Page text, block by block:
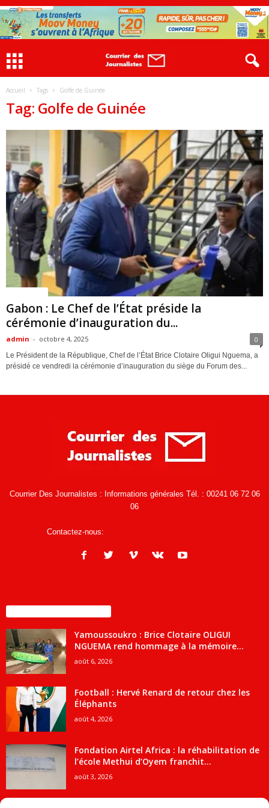
Accueil Tags Golfe de Guinée
Tag: Golfe de Guinée
Gabon : Le Chef de l’État préside la
cérémonie d’inauguration du...
admin - octobre 4, 2025 0
Le Président de la République, Chef de l’État Brice Clotaire Oligui Nguema, a
présidé ce vendredi la cérémonie d’inauguration du siège du Forum des...
Courrier Des Journalistes : Informations générales Tél. : 00241 06 72 06
06
Contactez-nous:
Yamoussoukro : Brice Clotaire OLIGUI
NGUEMA rend hommage à la mémoire...
août 6, 2026
Football : Hervé Renard de retour chez les
Éléphants
août 4, 2026
Fondation Airtel Africa : la réhabilitation de
l’école Methui d’Oyem franchit...
août 3, 2026